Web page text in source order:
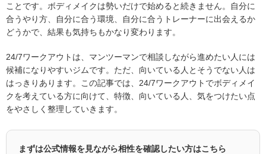
ことです。ボディメイクは勢いだけで始めると続きません。自分に
合うやり方、自分に合う環境、自分に合うトレーナーに出会えるか
どうかで、結果も気持ちもかなり変わります。
24/7ワークアウトは、マンツーマンで相談しながら進めたい人には
候補になりやすいジムです。ただ、向いている人とそうでない人は
はっきりあります。この記事では、24/7ワークアウトでボディメイ
クを考えている方に向けて、特徴、向いている人、気をつけたい点
をやさしく整理していきます。
まずは公式情報を見ながら相性を確認したい方はこちら